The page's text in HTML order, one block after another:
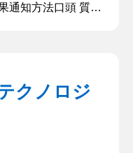
通知方法口頭 質問
なことを学べる学
べるものをたくさ
クノロジ